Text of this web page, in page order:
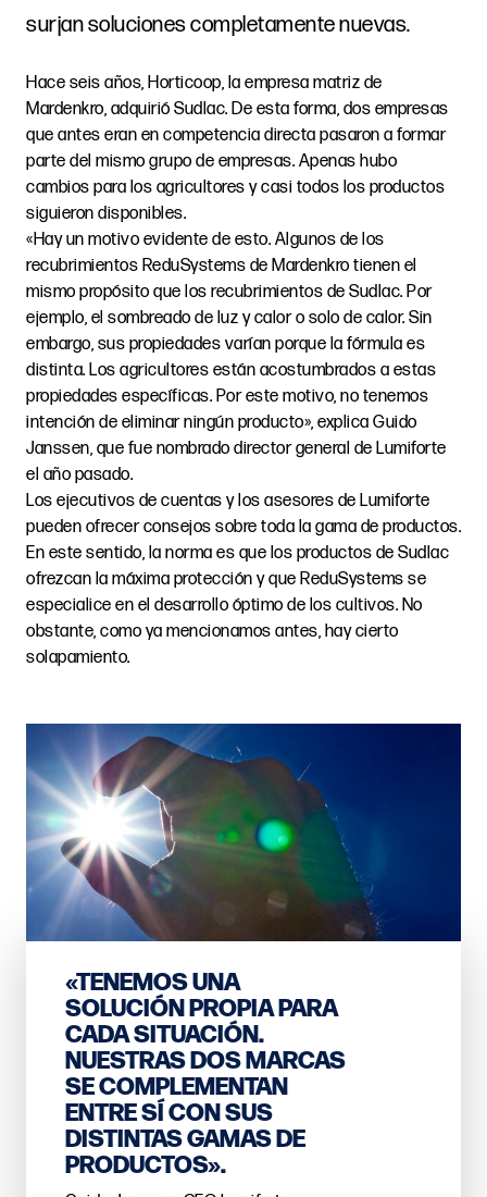
surjan soluciones completamente nuevas.
Hace seis años, Horticoop, la empresa matriz de
Mardenkro, adquirió Sudlac. De esta forma, dos empresas
que antes eran en competencia directa pasaron a formar
parte del mismo grupo de empresas. Apenas hubo
cambios para los agricultores y casi todos los productos
siguieron disponibles.
«Hay un motivo evidente de esto. Algunos de los
recubrimientos ReduSystems de Mardenkro tienen el
mismo propósito que los recubrimientos de Sudlac. Por
ejemplo, el sombreado de luz y calor o solo de calor. Sin
embargo, sus propiedades varían porque la fórmula es
distinta. Los agricultores están acostumbrados a estas
propiedades específicas. Por este motivo, no tenemos
intención de eliminar ningún producto», explica Guido
Janssen, que fue nombrado director general de Lumiforte
el año pasado.
Los ejecutivos de cuentas y los asesores de Lumiforte
pueden ofrecer consejos sobre toda la gama de productos.
En este sentido, la norma es que los productos de Sudlac
ofrezcan la máxima protección y que ReduSystems se
especialice en el desarrollo óptimo de los cultivos. No
obstante, como ya mencionamos antes, hay cierto
solapamiento.
«TENEMOS UNA
SOLUCIÓN PROPIA PARA
CADA SITUACIÓN.
NUESTRAS DOS MARCAS
SE COMPLEMENTAN
ENTRE SÍ CON SUS
DISTINTAS GAMAS DE
PRODUCTOS».